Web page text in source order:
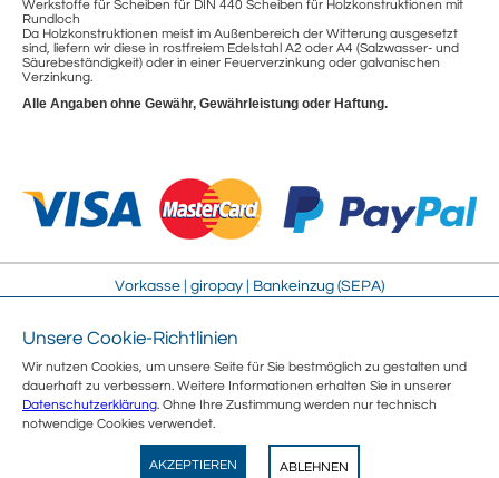
Werkstoffe für Scheiben für DIN 440 Scheiben für Holzkonstruktionen mit
Rundloch
Da Holzkonstruktionen meist im Außenbereich der Witterung ausgesetzt
sind, liefern wir diese in rostfreiem Edelstahl A2 oder A4 (Salzwasser- und
Säurebeständigkeit) oder in einer Feuerverzinkung oder galvanischen
Verzinkung.
Alle Angaben ohne Gewähr, Gewährleistung oder Haftung.
Vorkasse | giropay | Bankeinzug (SEPA)
AGB
Sicherheit
Datenschutz
Umweltschutz
Sitemap
Kontakt
Vertrag widerrufen
Wegertseder
Unsere Cookie-Richtlinien
Wir nutzen Cookies, um unsere Seite für Sie bestmöglich zu gestalten und
dauerhaft zu verbessern. Weitere Informationen erhalten Sie in unserer
Datenschutzerklärung. Ohne Ihre Zustimmung werden nur technisch
notwendige Cookies verwendet.
AKZEPTIEREN ABLEHNEN